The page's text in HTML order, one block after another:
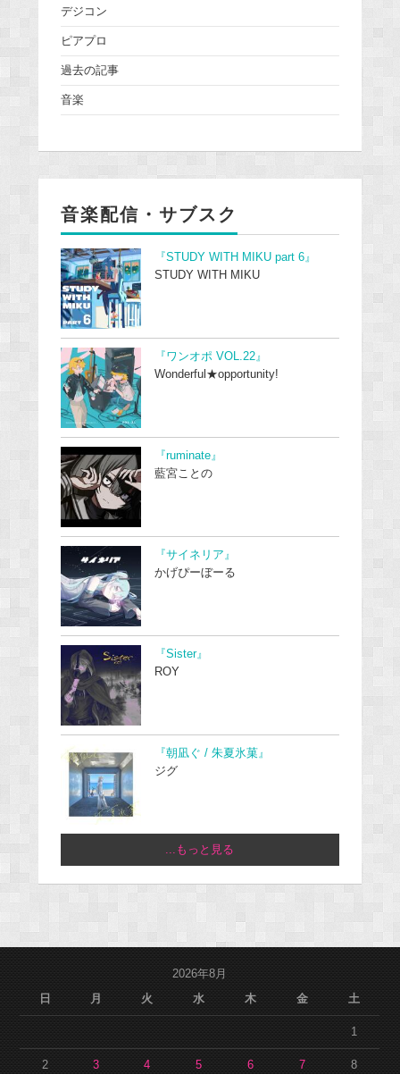
デジコン
ピアプロ
過去の記事
音楽
音楽配信・サブスク
『STUDY WITH MIKU part 6』
STUDY WITH MIKU
『ワンオポ VOL.22』
Wonderful★opportunity!
『ruminate』
藍宮ことの
『サイネリア』
かげぴーぼーる
『Sister』
ROY
『朝凪ぐ / 朱夏氷菓』
ジグ
...もっと見る
2026年8月
日
月 火 水 木 金 土
1
2 3 4 5 6 7 8